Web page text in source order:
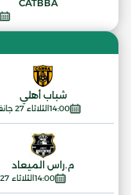
CATBBA
14:00الثلاثاء 27 جانفي 2026
شباب أهلي
14:00الثلاثاء 27 جانفي 2026
م.راس الميعاد